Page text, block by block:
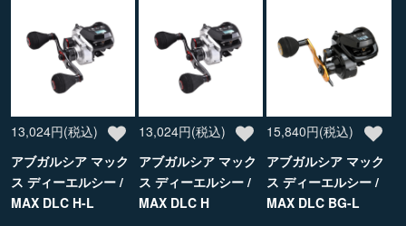
13,024円(税込)
アブガルシア マック
ス ディーエルシー /
MAX DLC H-L
13,024円(税込)
アブガルシア マック
ス ディーエルシー /
MAX DLC H
15,840円(税込)
アブガルシア マック
ス ディーエルシー /
MAX DLC BG-L